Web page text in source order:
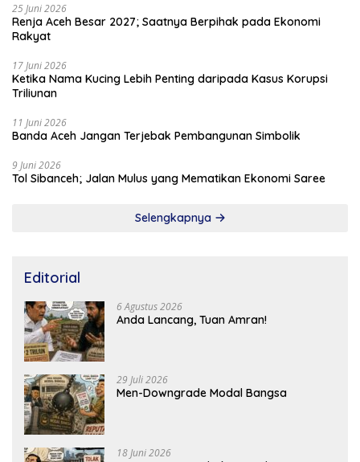
25 Juni 2026
Renja Aceh Besar 2027; Saatnya Berpihak pada Ekonomi
Rakyat
17 Juni 2026
Ketika Nama Kucing Lebih Penting daripada Kasus Korupsi
Triliunan
11 Juni 2026
Banda Aceh Jangan Terjebak Pembangunan Simbolik
9 Juni 2026
Tol Sibanceh; Jalan Mulus yang Mematikan Ekonomi Saree
Selengkapnya
Editorial
6 Agustus 2026
Anda Lancang, Tuan Amran!
29 Juli 2026
Men-Downgrade Modal Bangsa
18 Juni 2026